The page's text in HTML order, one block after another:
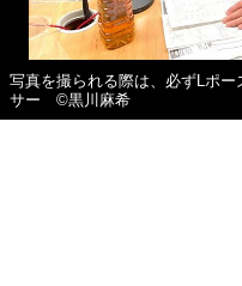
写真を撮られる際は、必ずLポ
サー ©黒川麻希